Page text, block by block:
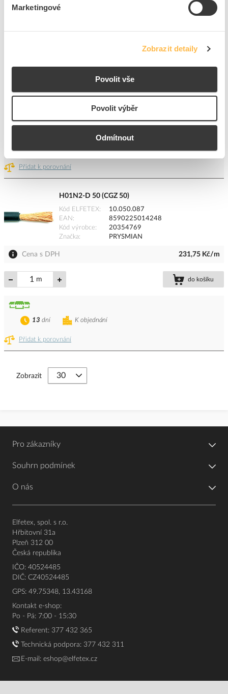
Marketingové
Zobrazit detaily
Povolit vše
Povolit výběr
Odmítnout
8591952400496
Přidat k porovnání
H01N2-D 50 (CGZ 50)
Kód ELFETEX
10.050.087
EAN
8590225014248
Kód výrobce
20354769
Značka
PRYSMIAN
Cena s DPH 231,75 Kč/m
m do košíku
Přidat k porovnání
K objednání
13 dní
Zobrazit
Pro zákazníky
Souhrn podmínek
O nás
Elfetex, spol. s r.o.
Hřbitovní 31a
Plzeň 312 00
Česká republika
IČO: 40524485
DIČ: CZ40524485
GPS: 49.75348, 13.43168
Kontakt e-shop:
Po - Pá: 7:00 - 15:30
Referent: 377 432 365
Technická podpora: 377 432 311
E-mail: eshop@elfetex.cz